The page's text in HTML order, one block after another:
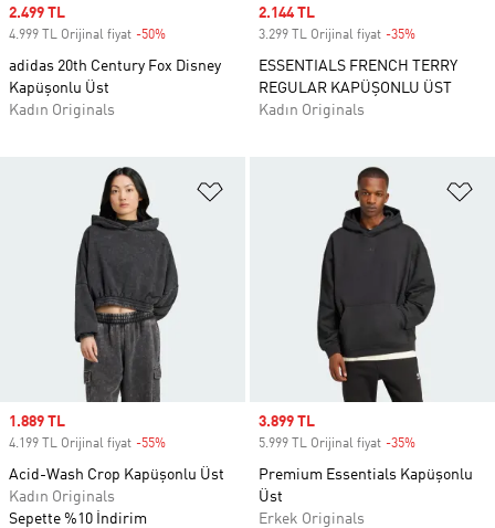
Sale price
2.499 TL
4.999 TL Orijinal fiyat -50%
adidas 20th Century Fox Disney
Kapüşonlu Üst
Kadın Originals
Sale price
2.144 TL
3.299 TL Orijinal fiyat -35%
ESSENTIALS FRENCH TERRY
REGULAR KAPÜŞONLU ÜST
Kadın Originals
Favori Listesine Ekle
Sale price
1.889 TL
4.199 TL Orijinal fiyat -55%
Acid-Wash Crop Kapüşonlu Üst
Kadın Originals
Sepette %10 İndirim
Sale price
3.899 TL
5.999 TL Orijinal fiyat -35%
Premium Essentials Kapüşonlu
Üst
Erkek Originals